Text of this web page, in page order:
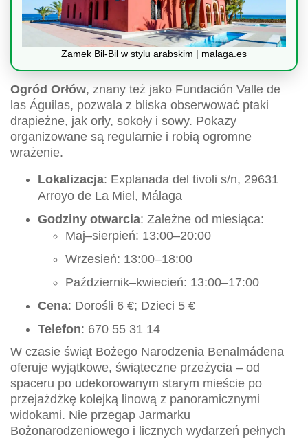
Zamek Bil-Bil w stylu arabskim | malaga.es
Ogród Orłów, znany też jako Fundación Valle de
las Águilas, pozwala z bliska obserwować ptaki
drapieżne, jak orły, sokoły i sowy. Pokazy
organizowane są regularnie i robią ogromne
wrażenie.
Lokalizacja: Explanada del tivoli s/n, 29631
Arroyo de La Miel, Málaga
Godziny otwarcia: Zależne od miesiąca:
Maj–sierpień: 13:00–20:00
Wrzesień: 13:00–18:00
Październik–kwiecień: 13:00–17:00
Cena: Dorośli 6 €; Dzieci 5 €
Telefon: 670 55 31 14
W czasie świąt Bożego Narodzenia Benalmádena
oferuje wyjątkowe, świąteczne przeżycia – od
spaceru po udekorowanym starym mieście po
przejażdżkę kolejką linową z panoramicznymi
widokami. Nie przegap Jarmarku
Bożonarodzeniowego i licznych wydarzeń pełnych